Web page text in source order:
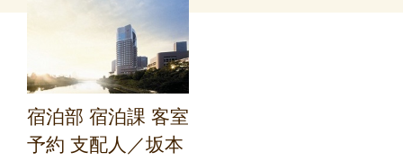
宿泊部 宿泊課 客室
予約 支配人／坂本